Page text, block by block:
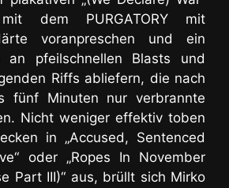
dem PURGATORY mit
voranpreschen und ein
an pfeilschnellen Blasts und
Riffs abliefern, die nach
fünf Minuten nur verbrannte
Nicht weniger effektiv toben
in „Accused, Sentenced
oder „Ropes In November
Part III)“ aus, brüllt sich Mirko